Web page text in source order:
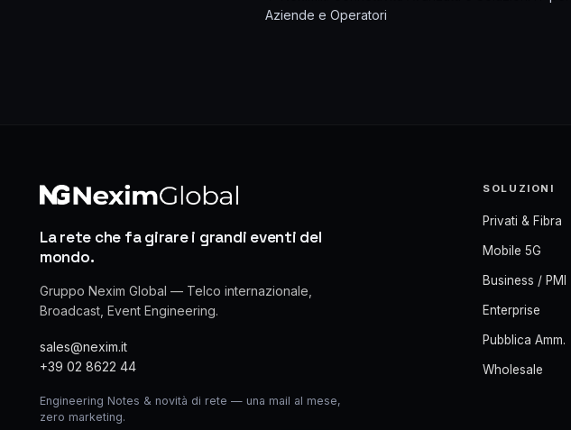
Aziende e Operatori
La rete che fa girare i grandi eventi del
mondo.
Gruppo Nexim Global — Telco internazionale,
Broadcast, Event Engineering.
sales@nexim.it
+39 02 8622 44
Engineering Notes & novità di rete — una mail al mese,
zero marketing.
SOLUZIONI
Privati & Fibra
Mobile 5G
Business / PMI
Enterprise
Pubblica Amm.
Wholesale